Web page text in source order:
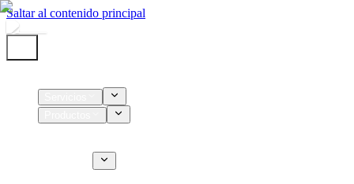
Saltar al contenido principal